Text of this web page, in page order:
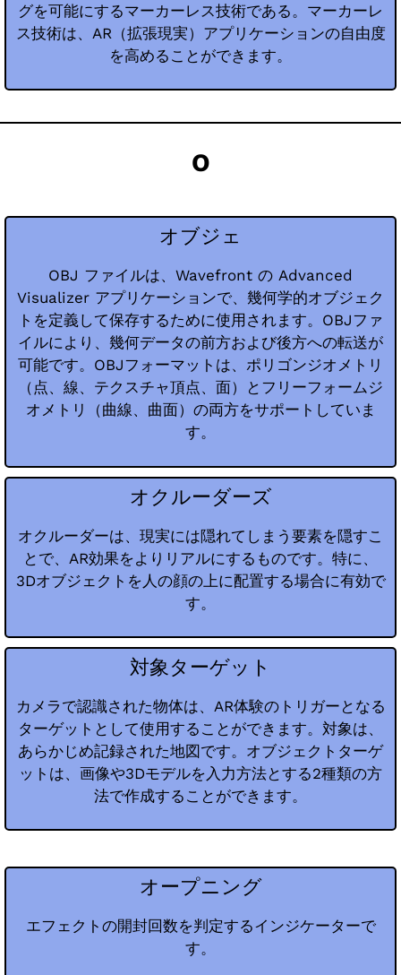
グを可能にするマーカーレス技術である。マーカーレ
ス技術は、AR（拡張現実）アプリケーションの自由度
を高めることができます。
O
オブジェ
OBJ ファイルは、Wavefront の Advanced
Visualizer アプリケーションで、幾何学的オブジェク
トを定義して保存するために使用されます。OBJファ
イルにより、幾何データの前方および後方への転送が
可能です。OBJフォーマットは、ポリゴンジオメトリ
（点、線、テクスチャ頂点、面）とフリーフォームジ
オメトリ（曲線、曲面）の両方をサポートしていま
す。
オクルーダーズ
オクルーダーは、現実には隠れてしまう要素を隠すこ
とで、AR効果をよりリアルにするものです。特に、
3Dオブジェクトを人の顔の上に配置する場合に有効で
す。
対象ターゲット
カメラで認識された物体は、AR体験のトリガーとなる
ターゲットとして使用することができます。対象は、
あらかじめ記録された地図です。オブジェクトターゲ
ットは、画像や3Dモデルを入力方法とする2種類の方
法で作成することができます。
オープニング
エフェクトの開封回数を判定するインジケーターで
す。